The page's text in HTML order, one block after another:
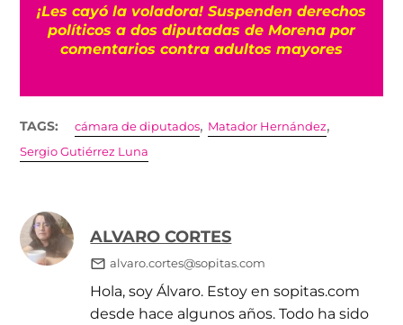
¡Les cayó la voladora! Suspenden derechos
políticos a dos diputadas de Morena por
comentarios contra adultos mayores
TAGS: cámara de diputados, Matador Hernández,
Sergio Gutiérrez Luna
ALVARO CORTES
alvaro.cortes@sopitas.com
Hola, soy Álvaro. Estoy en sopitas.com
desde hace algunos años. Todo ha sido